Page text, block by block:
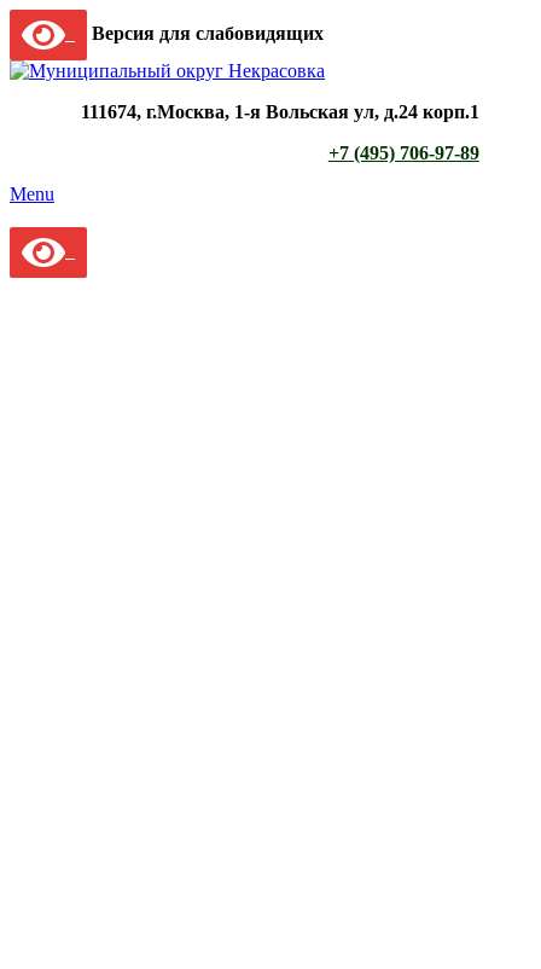
Версия для слабовидящих
111674, г.Москва, 1-я Вольская ул, д.24 корп.1
+7 (495) 706-97-89
Menu